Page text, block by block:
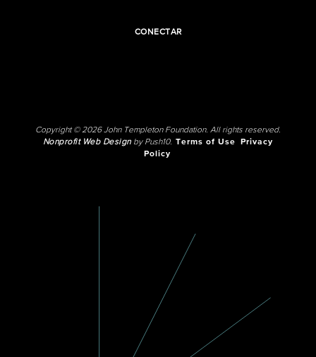
CONECTAR
Copyright © 2026 John Templeton Foundation. All rights reserved.
Nonprofit Web Designby Push10. Terms of Use
Privacy
Policy